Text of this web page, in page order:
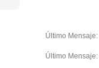
Último Mensaje:
Último Mensaje: